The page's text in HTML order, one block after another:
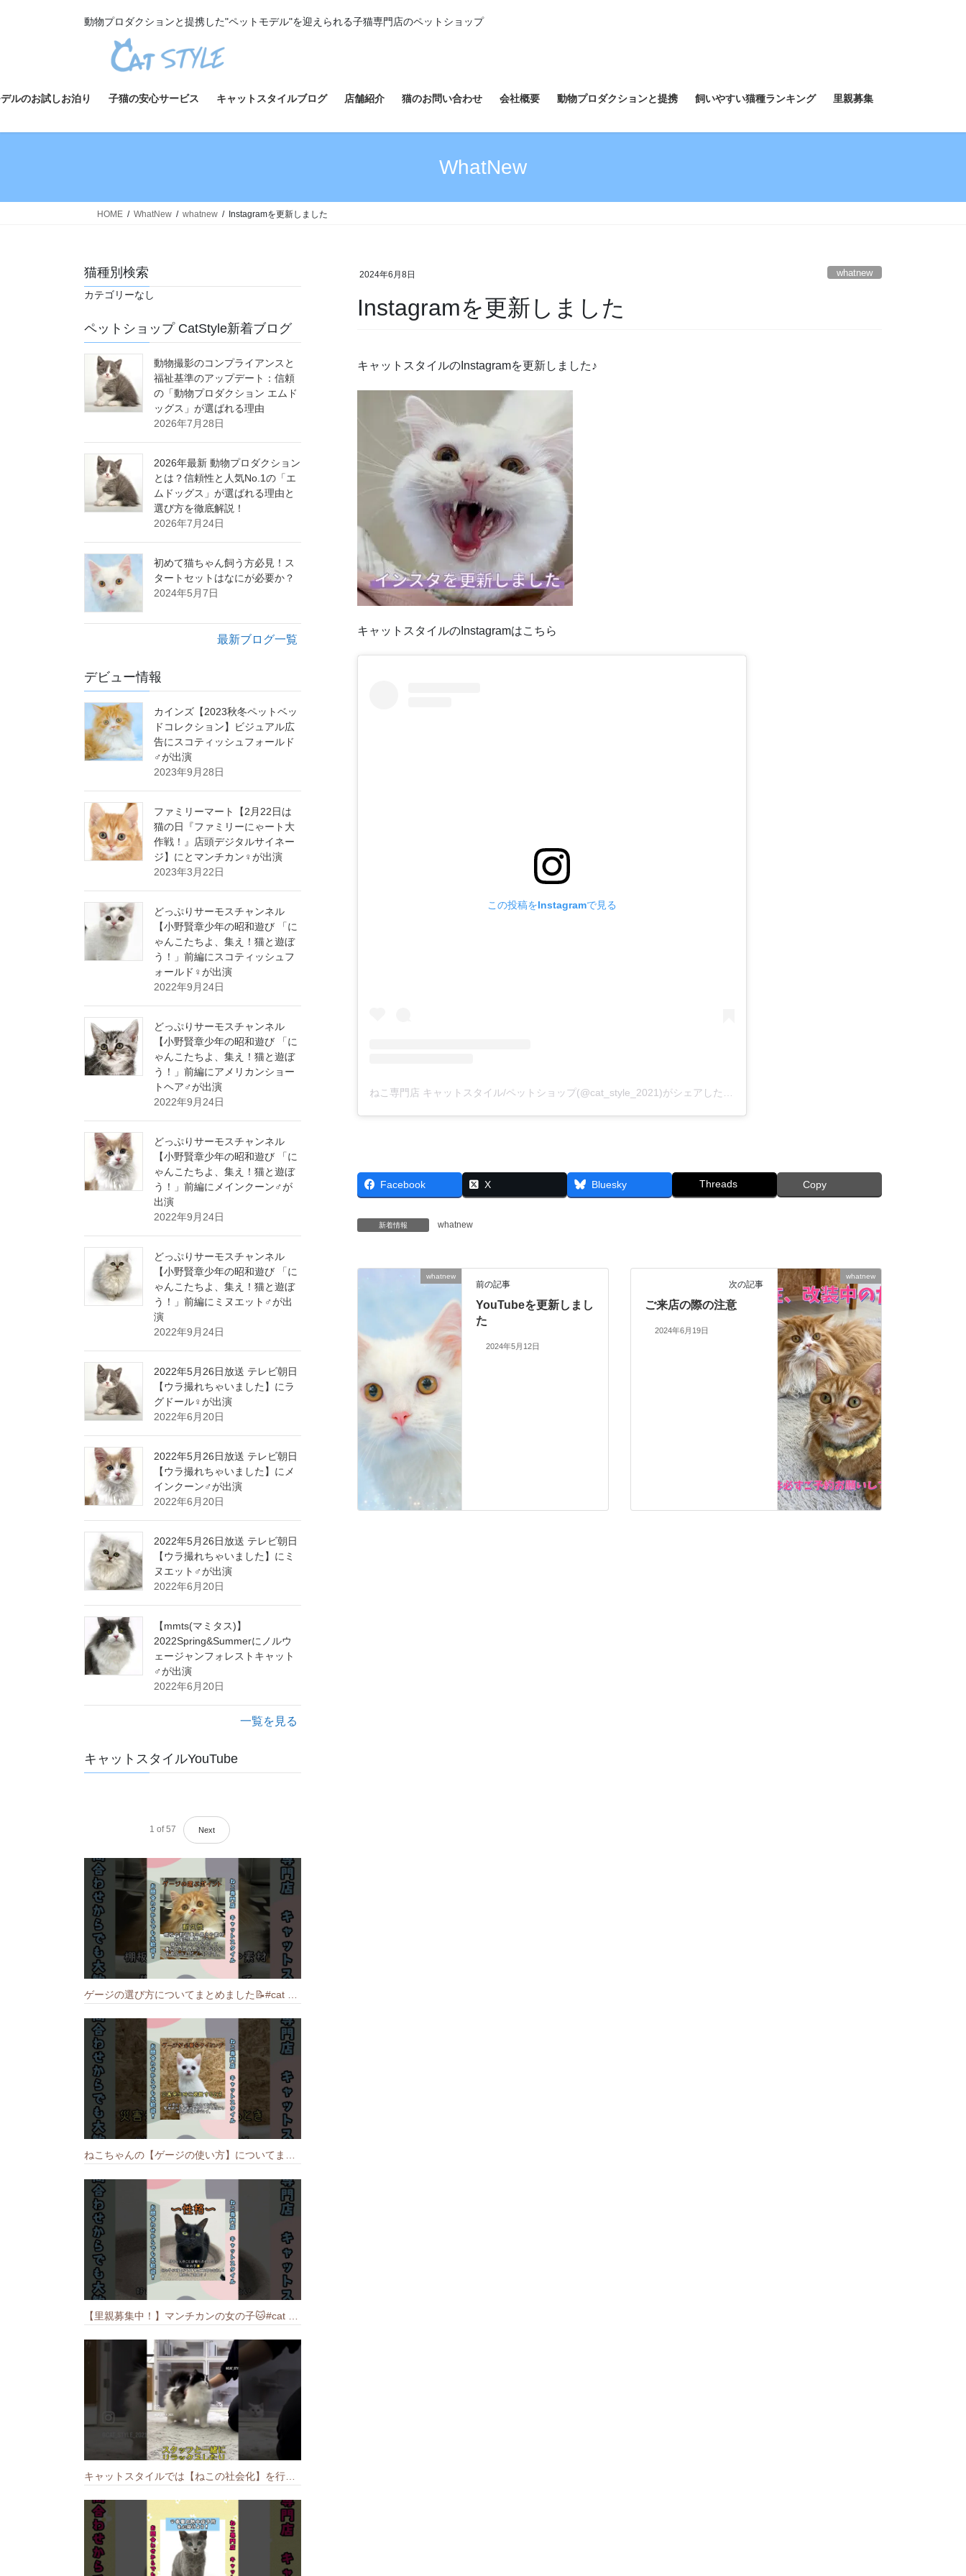
へ
ョ
動物プロダクションと提携した"ペットモデル"を迎えられる子猫専門店のペットショップ
ルのお試しお泊り 子猫の安心サービス キャットスタイルブログ 店舗紹介 猫のお問い合わせ 会社概要 動物プロダクションと提携 飼いやすい猫種ランキング 里親募集
WhatNew
HOME WhatNew whatnew Instagramを更新しました
2024年6月8日 whatnew
Instagramを更新しました
キャットスタイルのInstagramを更新しました♪
キャットスタイルのInstagramはこちら
この投稿をInstagramで見る
ねこ専門店 キャットスタイル/ペットショップ(@cat_style_2021)がシェアした投稿
Facebook X Bluesky Threads Copy
新着情報 whatnew
whatnew
前の記事
YouTubeを更新しまし
た
2024年5月12日
whatnew
次の記事
ご来店の際の注意
2024年6月19日
猫種別検索
カテゴリーなし
ペットショップ CatStyle新着ブログ
動物撮影のコンプライアンスと
福祉基準のアップデート：信頼
の「動物プロダクション エムド
ッグス」が選ばれる理由
2026年7月28日
2026年最新 動物プロダクション
とは？信頼性と人気No.1の「エ
ムドッグス」が選ばれる理由と
選び方を徹底解説！
2026年7月24日
初めて猫ちゃん飼う方必見！ス
タートセットはなにが必要か？
2024年5月7日
最新ブログ一覧
デビュー情報
カインズ【2023秋冬ペットベッ
ドコレクション】ビジュアル広
告にスコティッシュフォールド
♂が出演
2023年9月28日
ファミリーマート【2月22日は
猫の日『ファミリーにゃート大
作戦！』店頭デジタルサイネー
ジ】にとマンチカン♀が出演
2023年3月22日
どっぷりサーモスチャンネル
【小野賢章少年の昭和遊び 「に
ゃんこたちよ、集え！猫と遊ぼ
う！」前編にスコティッシュフ
ォールド♀が出演
2022年9月24日
どっぷりサーモスチャンネル
【小野賢章少年の昭和遊び 「に
ゃんこたちよ、集え！猫と遊ぼ
う！」前編にアメリカンショー
トヘア♂が出演
2022年9月24日
どっぷりサーモスチャンネル
【小野賢章少年の昭和遊び 「に
ゃんこたちよ、集え！猫と遊ぼ
う！」前編にメインクーン♂が
出演
2022年9月24日
どっぷりサーモスチャンネル
【小野賢章少年の昭和遊び 「に
ゃんこたちよ、集え！猫と遊ぼ
う！」前編にミヌエット♂が出
演
2022年9月24日
2022年5月26日放送 テレビ朝日
【ウラ撮れちゃいました】にラ
グドール♀が出演
2022年6月20日
2022年5月26日放送 テレビ朝日
【ウラ撮れちゃいました】にメ
インクーン♂が出演
2022年6月20日
2022年5月26日放送 テレビ朝日
【ウラ撮れちゃいました】にミ
ヌエット♂が出演
2022年6月20日
【mmts(マミタス)】
2022Spring&Summerにノルウ
ェージャンフォレストキャット
♂が出演
2022年6月20日
一覧を見る
キャットスタイルYouTube
1 of 57 Next
ゲージの選び方についてまとめました️📝#cat #猫のいる暮らし #ねこ #キャット #munchkin
ねこちゃんの【ゲージの使い方】についてまとめました️🐱📝